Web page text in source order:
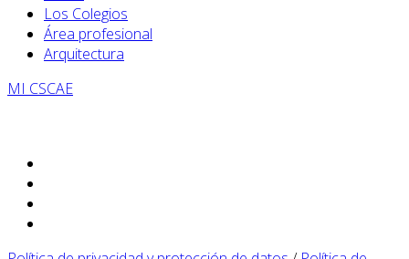
Los Colegios
Área profesional
Arquitectura
MI CSCAE